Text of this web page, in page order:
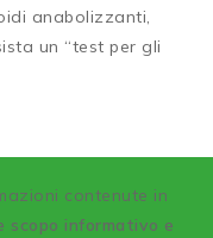
anabolizzanti,
un “test per gli
contenute in
scopo informativo e